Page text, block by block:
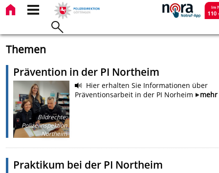
Themen
Prävention in der PI Northeim
Bildrechte:
Polizeiinspektion
Northeim
Hier erhalten Sie Informationen über
Präventionsarbeit in der PI Norheim
mehr
Praktikum bei der PI Northeim